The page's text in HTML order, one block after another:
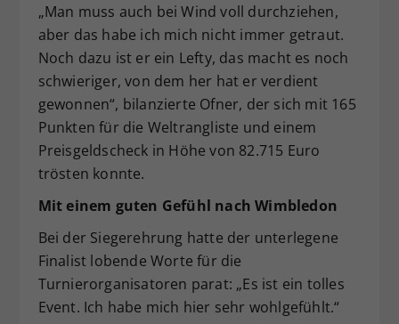
„Man muss auch bei Wind voll durchziehen,
aber das habe ich mich nicht immer getraut.
Noch dazu ist er ein Lefty, das macht es noch
schwieriger, von dem her hat er verdient
gewonnen“, bilanzierte Ofner, der sich mit 165
Punkten für die Weltrangliste und einem
Preisgeldscheck in Höhe von 82.715 Euro
trösten konnte.
Mit einem guten Gefühl nach Wimbledon
Bei der Siegerehrung hatte der unterlegene
Finalist lobende Worte für die
Turnierorganisatoren parat: „Es ist ein tolles
Event. Ich habe mich hier sehr wohlgefühlt.“